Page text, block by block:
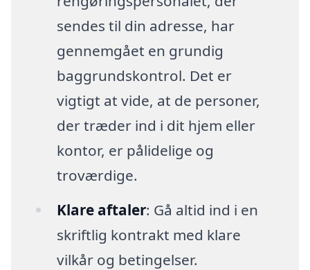
sendes til din adresse, har
gennemgået en grundig
baggrundskontrol. Det er
vigtigt at vide, at de personer,
der træder ind i dit hjem eller
kontor, er pålidelige og
troværdige.
Klare aftaler: Gå altid ind i en
skriftlig kontrakt med klare
vilkår og betingelser.